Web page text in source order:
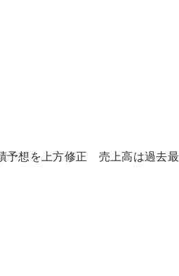
予想を上方修正 売上高は過去最